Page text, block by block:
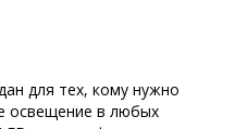
для тех, кому нужно
освещение в любых